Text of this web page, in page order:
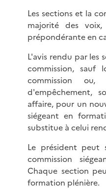
Les sections et la
majorité des
prépondérante en
L'avis rendu par les
commission, sauf
commission
d'empêchement,
affaire, pour un
siégeant en
substitue à celui
Le président peut
commission
Chaque section
formation plénière.